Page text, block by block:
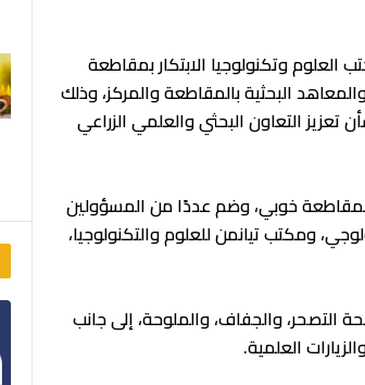
وتكنولوجيا الابتكار بمقاطعة
البحثية بالمقاطعة والمركز، وذلك
تعزيز التعاون البحثي والعلمي الزراعي
بمقاطعة خوبي، وضم عددًا من المسؤولين
ومكتب تيانمن للعلوم والتكنولوجيا،
والجفاف، والملوحة، إلى جانب
العلمية.